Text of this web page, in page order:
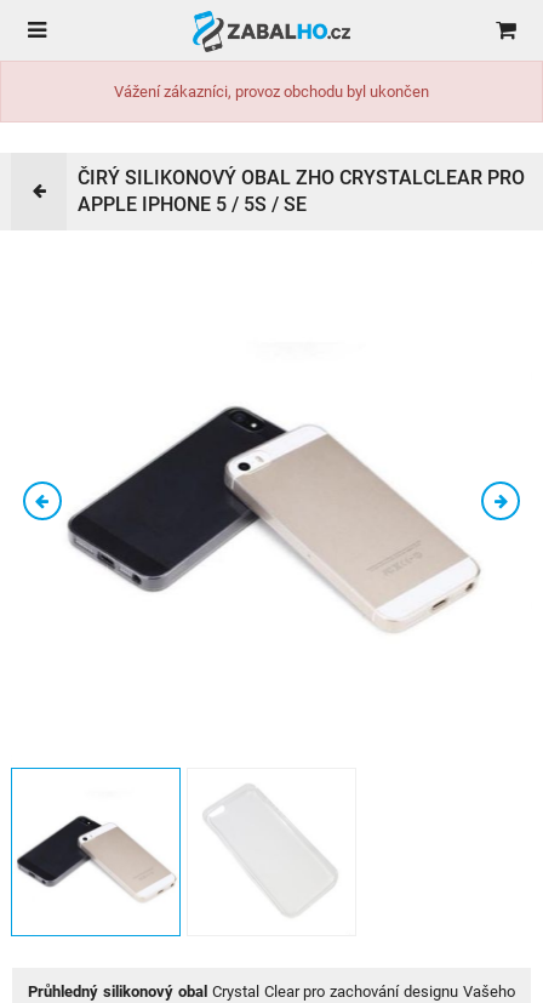
Vážení zákazníci, provoz obchodu byl ukončen
ČIRÝ SILIKONOVÝ OBAL ZHO CRYSTALCLEAR PRO
APPLE IPHONE 5 / 5S / SE
Průhledný silikonový obalCrystal Clear pro zachování designu Vašeho